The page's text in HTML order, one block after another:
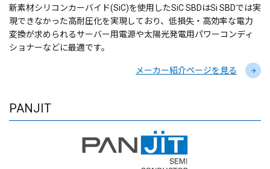
新素材シリコンカーバイド(SiC)を使用したSiC SBDはSi SBDでは実
現できなかった高耐圧化を実現しており、低損失・高効率な電力
変換が求められるサーバー用電源や太陽光発電用パワーコンディ
ショナーなどに最適です。
メーカー紹介ページを見る
PANJIT